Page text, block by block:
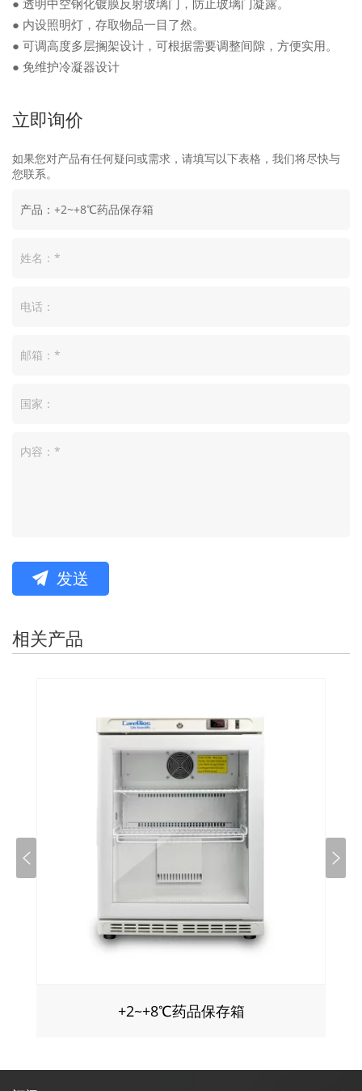
● 内设照明灯，存取物品一目了然。
● 可调高度多层搁架设计，可根据需要调整间隙，方便实用。
● 免维护冷凝器设计
立即询价
如果您对产品有任何疑问或需求，请填写以下表格，我们将尽快与
您联系。
发送
相关产品
+2~+8℃药品保存箱